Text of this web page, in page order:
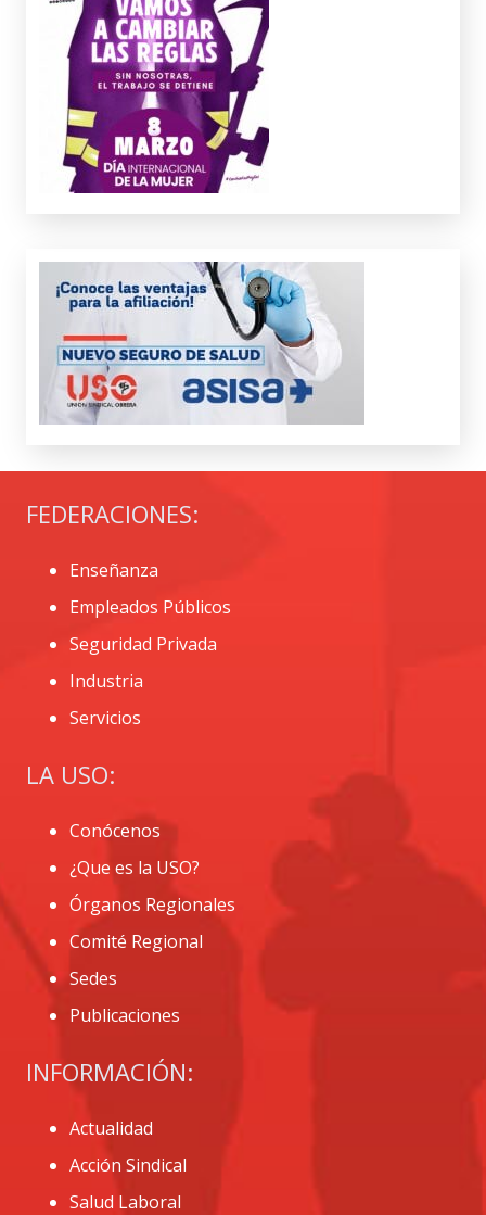
FEDERACIONES:
Enseñanza
Empleados Públicos
Seguridad Privada
Industria
Servicios
LA USO:
Conócenos
¿Que es la USO?
Órganos Regionales
Comité Regional
Sedes
Publicaciones
INFORMACIÓN:
Actualidad
Acción Sindical
Salud Laboral